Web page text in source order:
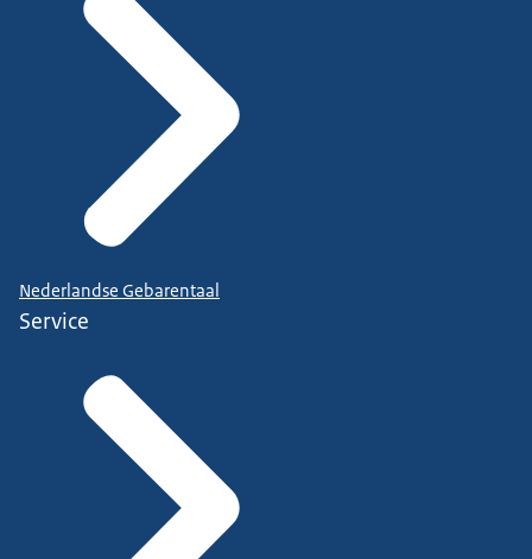
Nederlandse Gebarentaal
Service